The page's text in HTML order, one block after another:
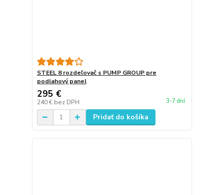
STEEL 8 rozdeľovač s PUMP GROUP pre
podlahový panel
295 €
240 € bez DPH 3-7 dní
Pridať do košíka